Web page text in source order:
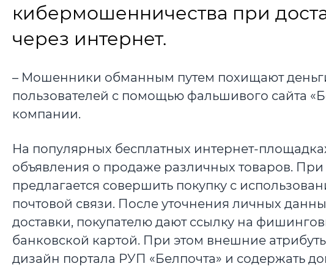
кибермошенничества при
через интернет.
– Мошенники обманным путем похищают
пользователей с помощью фальшивого сайта
компании.
На популярных бесплатных интернет-
объявления о продаже различных товаров.
предлагается совершить покупку с
почтовой связи. После уточнения личных
доставки, покупателю дают ссылку на
банковской картой. При этом внешние
дизайн портала РУП «Белпочта» и содержать